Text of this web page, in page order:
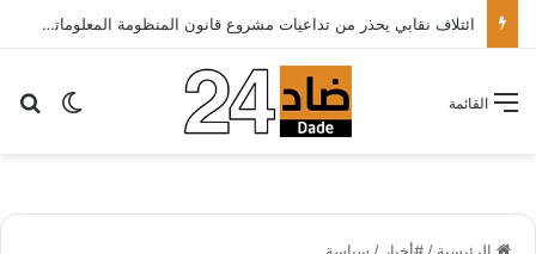
ائتلاف نقابي يحذر من تداعيات مشروع قانون المنظومة المعلوماتية الصحية ويدعو الحكومة إلى إعادة النظر فيه..
الوضع القائمة